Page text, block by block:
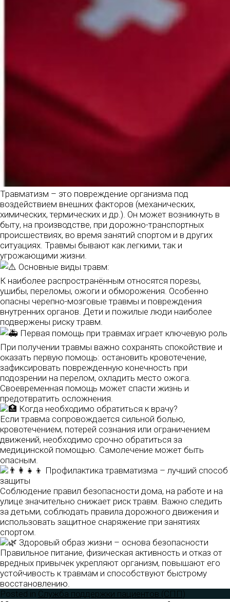
Травматизм – это повреждение организма под
воздействием внешних факторов (механических,
химических, термических и др.). Он может возникнуть в
быту, на производстве, при дорожно-транспортных
происшествиях, во время занятий спортом и в других
ситуациях. Травмы бывают как легкими, так и
угрожающими жизни.
Основные виды травм:
К наиболее распространённым относятся порезы,
ушибы, переломы, ожоги и обморожения. Особенно
опасны черепно-мозговые травмы и повреждения
внутренних органов. Дети и пожилые люди наиболее
подвержены риску травм.
Первая помощь при травмах играет ключевую роль
При получении травмы важно сохранять спокойствие и
оказать первую помощь: остановить кровотечение,
зафиксировать поврежденную конечность при
подозрении на перелом, охладить место ожога.
Своевременная помощь может спасти жизнь и
предотвратить осложнения.
Когда необходимо обратиться к врачу?
Если травма сопровождается сильной болью,
кровотечением, потерей сознания или ограничением
движений, необходимо срочно обратиться за
медицинской помощью. Самолечение может быть
опасным.
Профилактика травматизма – лучший способ
защиты
Соблюдение правил безопасности дома, на работе и на
улице значительно снижает риск травм. Важно следить
за детьми, соблюдать правила дорожного движения и
использовать защитное снаряжение при занятиях
спортом.
Здоровый образ жизни – основа безопасности
Правильное питание, физическая активность и отказ от
вредных привычек укрепляют организм, повышают его
устойчивость к травмам и способствуют быстрому
восстановлению.
Posted in Служба поддержки пациентов (СПП)